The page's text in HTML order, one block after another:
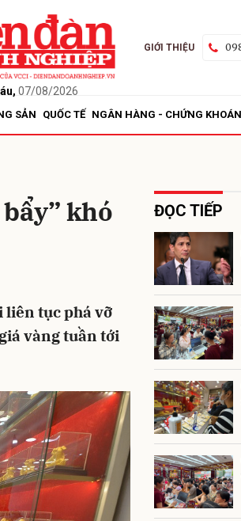
07/08/2026
GIỚI THIỆU
SẢN QUỐC TẾ NGÂN HÀNG - CHỨNG KHOÁN
khó
liên tục phá vỡ
vàng tuần tới
ĐỌC TIẾP
Gửi